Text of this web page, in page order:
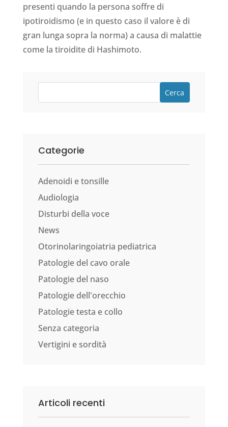
presenti quando la persona soffre di
ipotiroidismo (e in questo caso il valore è di
gran lunga sopra la norma) a causa di malattie
come la tiroidite di Hashimoto.
Cerca
Categorie
Adenoidi e tonsille
Audiologia
Disturbi della voce
News
Otorinolaringoiatria pediatrica
Patologie del cavo orale
Patologie del naso
Patologie dell'orecchio
Patologie testa e collo
Senza categoria
Vertigini e sordità
Articoli recenti